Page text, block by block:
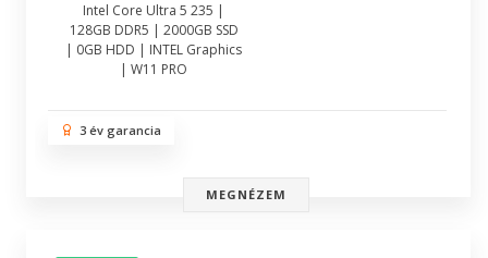
Intel Core Ultra 5 235 |
128GB DDR5 | 2000GB SSD
| 0GB HDD | INTEL Graphics
| W11 PRO
3 év garancia
MEGNÉZEM